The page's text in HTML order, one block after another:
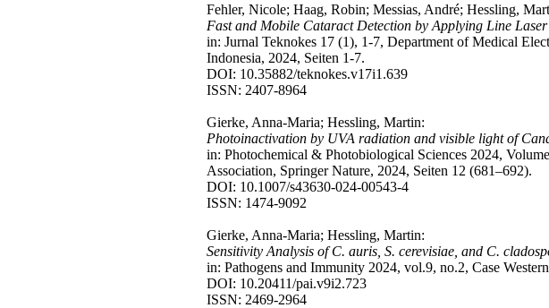
Fehler, Nicole; Haag, Robin; Messias, André; Hessling,
Fast and Mobile Cataract Detection by Applying Line
in: Jurnal Teknokes 17 (1), 1-7, Department of Medical
Indonesia, 2024, Seiten 1-7.
DOI: 10.35882/teknokes.v17i1.639
ISSN: 2407-8964
Gierke, Anna-Maria; Hessling, Martin:
Photoinactivation by UVA radiation and visible light of
in: Photochemical & Photobiological Sciences 2024,
Association, Springer Nature, 2024, Seiten 12 (681–692).
DOI: 10.1007/s43630-024-00543-4
ISSN: 1474-9092
Gierke, Anna-Maria; Hessling, Martin:
Sensitivity Analysis of C. auris, S. cerevisiae, and C.
in: Pathogens and Immunity 2024, vol.9, no.2, Case
DOI: 10.20411/pai.v9i2.723
ISSN: 2469-2964